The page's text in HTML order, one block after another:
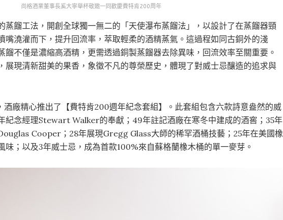
尚格酒業董事長奚大寧舉杯敬邀一同歡慶費特肯200周年
蒸餾工法，開創全球獨一無二的「天使瀑布蒸餾法」，以設計了在蒸餾器頸
嘴澆灌而下，提升回流率，萃取輕柔的酒精蒸氣。這過程如同古銅外的淺
餾不僅是濃縮高酒精，更需透過銅製蒸餾器去除異味，回流效率至關重要。
展現清新甜美的果香，象徵不凡的尊榮歷史，體現了對威士忌釀造的追求與
廠精心推出了【費特肯200週年紀念套組】。此套組包含六款詩意盎然的威
紀念經理Stewart Walker的奉獻；49年註記酒廠在寒冬中建成的酒窖；35年
Cooper；28年展現Gregg Glass大師的稀罕酒桶技藝；25年在美國橡
味；以及3年威士忌，成為首款100%來自蘇格蘭橡木桶的單一麥芽。